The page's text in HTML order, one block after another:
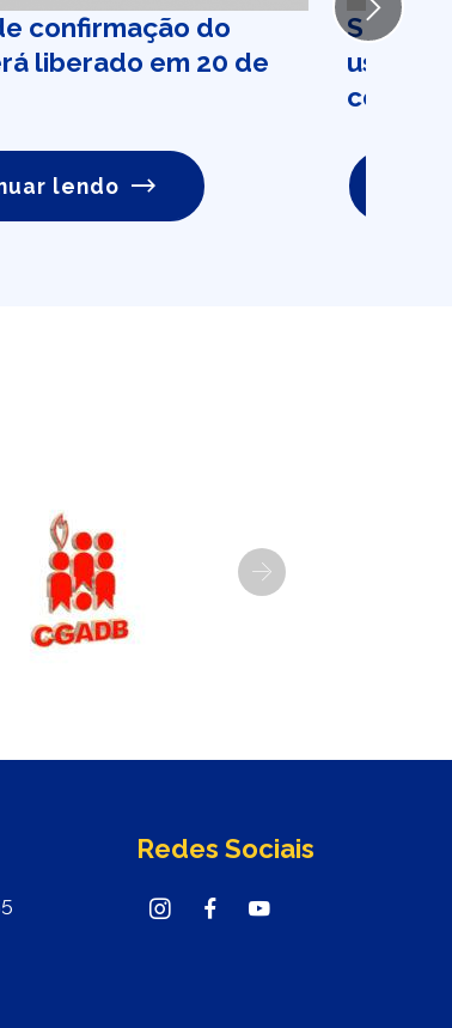
confirmação do
liberado em 20 de
lendo
SMS
uso
contra
Next
Next
Redes Sociais